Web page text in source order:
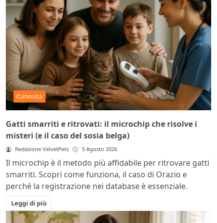
Curiosità
Gatti smarriti e ritrovati: il microchip che risolve i
misteri (e il caso del sosia belga)
Redazione VelvetPets 5 Agosto 2026
Il microchip è il metodo più affidabile per ritrovare gatti
smarriti. Scopri come funziona, il caso di Orazio e
perché la registrazione nei database è essenziale.
Leggi di più